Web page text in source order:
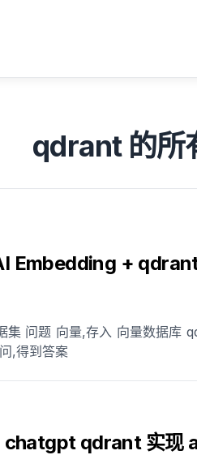
qdrant 的所
Embedding +
问题 向量,存入 向量数据库
,得到答案
qdrant 实现